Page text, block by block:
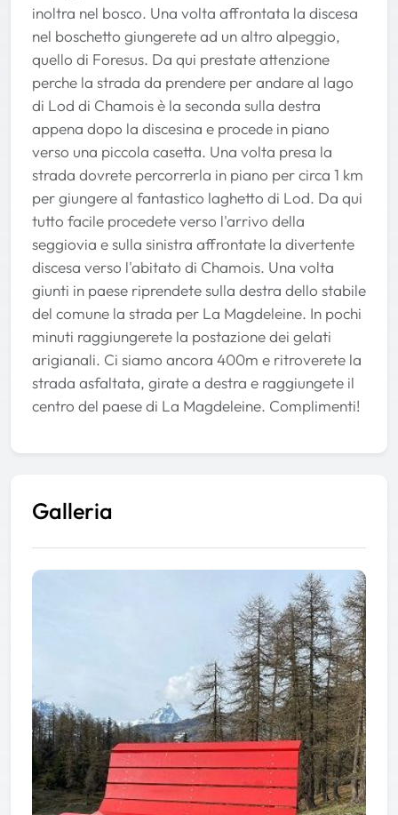
inoltra nel bosco. Una volta affrontata la discesa
nel boschetto giungerete ad un altro alpeggio,
quello di Foresus. Da qui prestate attenzione
perche la strada da prendere per andare al lago
di Lod di Chamois è la seconda sulla destra
appena dopo la discesina e procede in piano
verso una piccola casetta. Una volta presa la
strada dovrete percorrerla in piano per circa 1 km
per giungere al fantastico laghetto di Lod. Da qui
tutto facile procedete verso l'arrivo della
seggiovia e sulla sinistra affrontate la divertente
discesa verso l'abitato di Chamois. Una volta
giunti in paese riprendete sulla destra dello stabile
del comune la strada per La Magdeleine. In pochi
minuti raggiungerete la postazione dei gelati
arigianali. Ci siamo ancora 400m e ritroverete la
strada asfaltata, girate a destra e raggiungete il
centro del paese di La Magdeleine. Complimenti!
Galleria